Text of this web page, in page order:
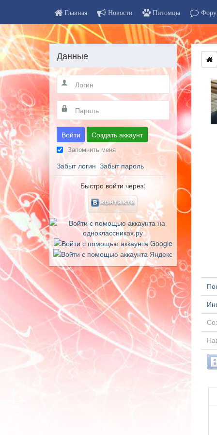
Главная Новости Питомцы
Данные
Войти Создать аккаунт
Запомнить меня
Забыт логин Забыт пароль
Быстро войти через: